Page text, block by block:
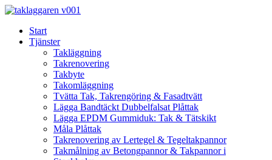
Skip
contentStart
Tjänster
Takläggning
Takrenovering
Takbyte
Takomläggning
Tvätta Tak, Takrengöring & Fasadtvätt
Lägga Bandtäckt Dubbelfalsat Plåttak
Lägga EPDM Gummiduk: Tak & Tätskikt
Måla Plåttak
Takrenovering av Lertegel & Tegeltakpannor
Takmålning av Betongpannor & Takpannor i